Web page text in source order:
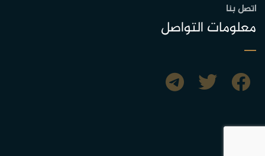
اتصل بنا
معلومات التواصل